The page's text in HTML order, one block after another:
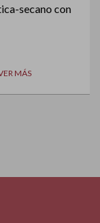
secano con
MÁS